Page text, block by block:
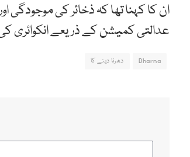
ان کا کہنا تھا کہ ذخائر کی موجودگی
عدالتی کمیشن کے ذریعے انکوائری
Dharna دھرنا دینے کا